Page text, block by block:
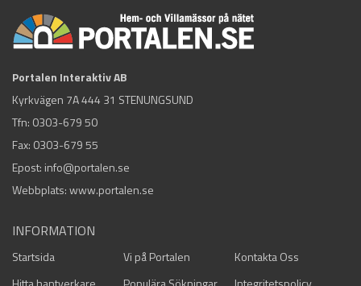
Portalen Interaktiv AB
Kyrkvägen 7A 444 31 STENUNGSUND
Tfn: 0303-679 50
Fax: 0303-679 55
Epost: info@portalen.se
Webbplats: www.portalen.se
INFORMATION
Startsida Vi på Portalen
Kontakta Oss